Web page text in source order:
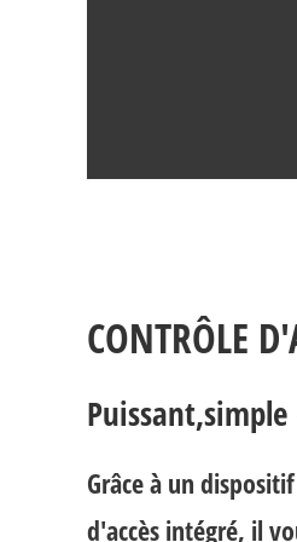
CONTRÔLE
Grâce à un
d'accès intégré, il